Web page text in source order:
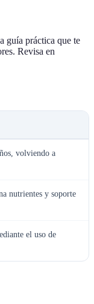
guía práctica que te
Revisa en
volviendo a
nutrientes y soporte
el uso de